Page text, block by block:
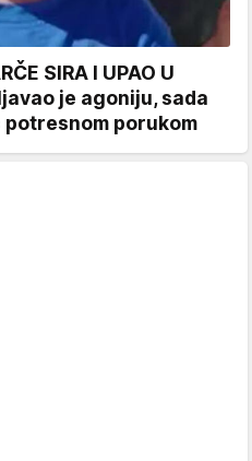
SIRA I UPAO U
je agoniju, sada
porukom